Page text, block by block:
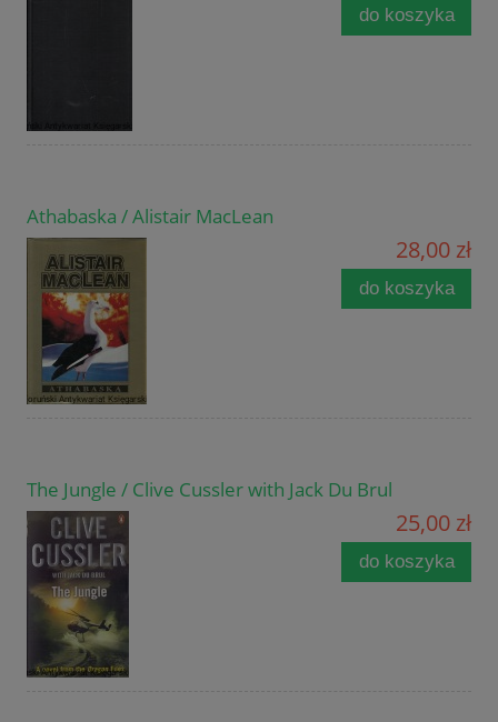
do koszyka
Athabaska / Alistair MacLean
28,00 zł
do koszyka
The Jungle / Clive Cussler with Jack Du Brul
25,00 zł
do koszyka